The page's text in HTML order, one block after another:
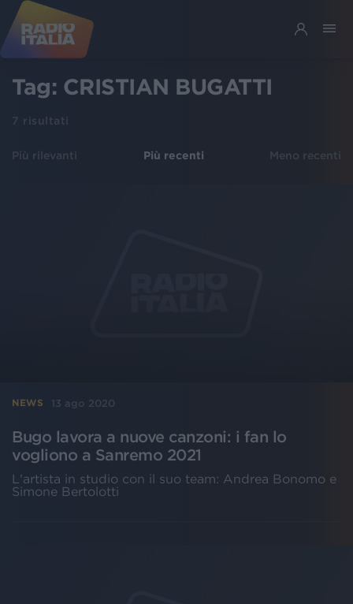
Tag: CRISTIAN BUGATTI
7 risultati
Più rilevanti Più recenti Meno recenti
NEWS 13 ago 2020
Bugo lavora a nuove canzoni: i fan lo
vogliono a Sanremo 2021
L'artista in studio con il suo team: Andrea Bonomo e
Simone Bertolotti